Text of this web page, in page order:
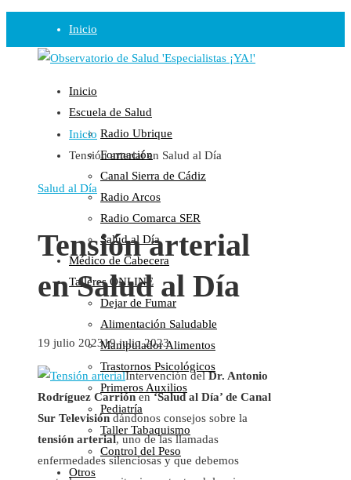
Inicio
Observatorio
Opinión
Radio
Guadalinfo Salud
Radio Guadalete
COPE Pontevedra
Salud en Radio Ubrique
Salud en Verano
Plataforma
Manifiestos
Comunicados
En nuestra Web
Colaboraciones
Cartas al Director
Medios de Comunicación
Otros
Vídeos
Inicio
Escuela de Salud
Radio Ubrique
Formación
Canal Sierra de Cádiz
Radio Arcos
Radio Comarca SER
Salud al Día
Médico de Cabecera
Talleres ONLINE
Dejar de Fumar
Alimentación Saludable
Manipulador Alimentos
Trastornos Psicológicos
Primeros Auxilios
Pediatría
Taller Tabaquismo
Control del Peso
Otros
Inicio
Tensión arterial en Salud al Día
Salud al Día
Tensión arterial
en Salud al Día
19 julio 202319 julio 2023
Intervención delDr. Antonio
Rodríguez Carriónen‘Salud al Día’ de Canal
Sur Televisióndándonos consejos sobre la
tensión arterial, uno de las llamadas
enfermedades silenciosas y que debemos